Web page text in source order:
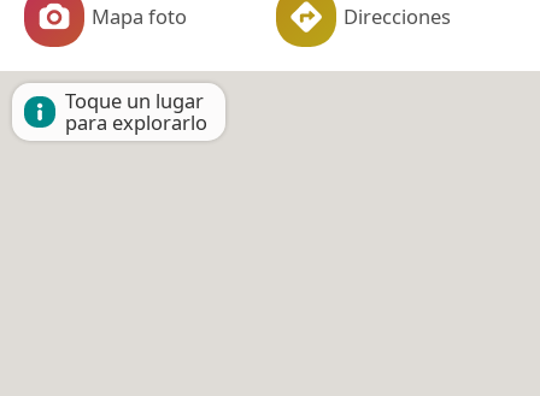
Mapa foto Direcciones
Toque un lugar
para explorarlo